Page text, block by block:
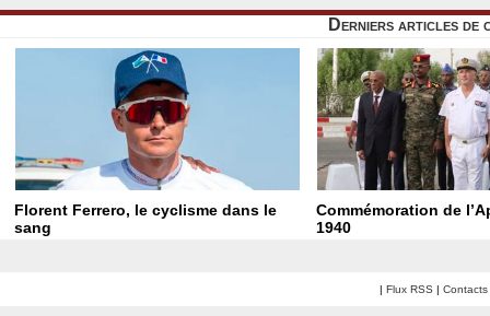
Derniers articles de
Florent Ferrero, le cyclisme dans le
sang
Commémoration de
1940
| Flux RSS | Contacts